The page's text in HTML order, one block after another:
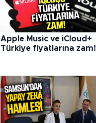
Apple Music ve iCloud+
Türkiye fiyatlarına zam!